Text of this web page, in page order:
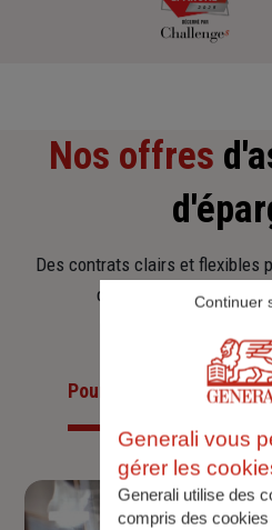
Nos offres
Des contrats clairs et flexibles
d’aujourd’hui et
Pour les particuliers
Generali vous
gérer les
Generali utilise des
compris des
Continuer